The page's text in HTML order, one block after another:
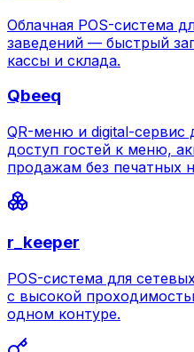
Облачная POS-система
заведений — быстрый
кассы и склада.
Qbeeq
QR-меню и digital-сервис
доступ гостей к меню,
продажам без печатных
r_keeper
POS-система для
с высокой
одном контуре.